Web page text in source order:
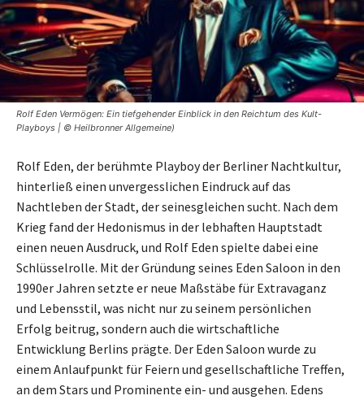
Rolf Eden Vermögen: Ein tiefgehender Einblick in den Reichtum des Kult-
Playboys | © Heilbronner Allgemeine)
Rolf Eden, der berühmte Playboy der Berliner Nachtkultur,
hinterließ einen unvergesslichen Eindruck auf das
Nachtleben der Stadt, der seinesgleichen sucht. Nach dem
Krieg fand der Hedonismus in der lebhaften Hauptstadt
einen neuen Ausdruck, und Rolf Eden spielte dabei eine
Schlüsselrolle. Mit der Gründung seines Eden Saloon in den
1990er Jahren setzte er neue Maßstäbe für Extravaganz
und Lebensstil, was nicht nur zu seinem persönlichen
Erfolg beitrug, sondern auch die wirtschaftliche
Entwicklung Berlins prägte. Der Eden Saloon wurde zu
einem Anlaufpunkt für Feiern und gesellschaftliche Treffen,
an dem Stars und Prominente ein- und ausgehen. Edens